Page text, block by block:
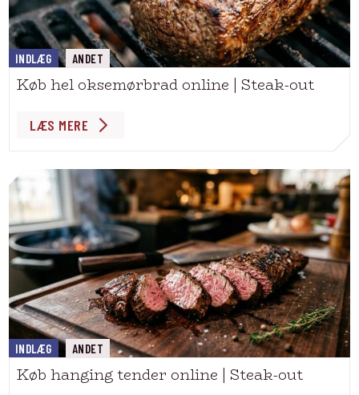
INDLÆG ANDET
Køb hel oksemørbrad online | Steak-out
LÆS MERE
INDLÆG ANDET
Køb hanging tender online | Steak-out